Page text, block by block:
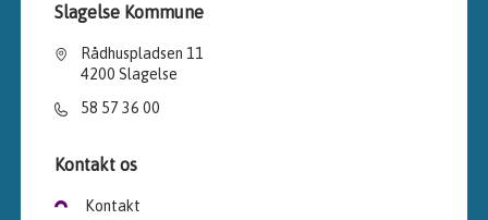
Slagelse Kommune
Rådhuspladsen 11
4200 Slagelse
58 57 36 00
Kontakt os
Kontakt